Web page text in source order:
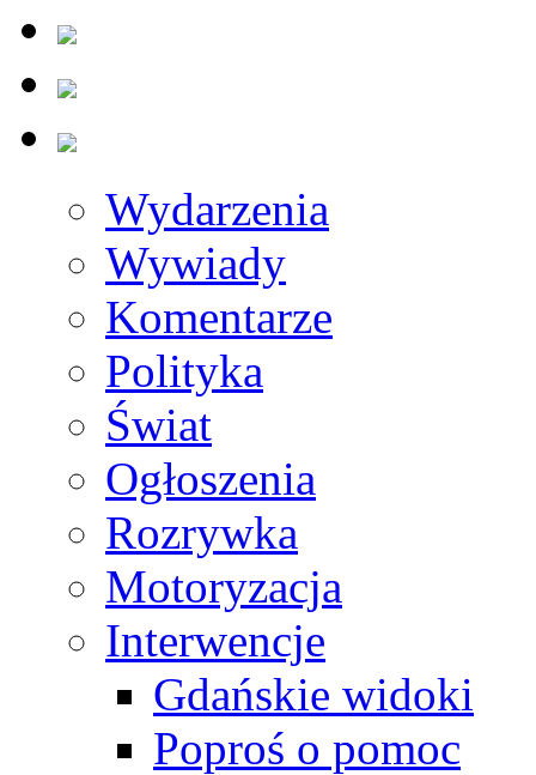
Wydarzenia
Wywiady
Komentarze
Polityka
Świat
Ogłoszenia
Rozrywka
Motoryzacja
Interwencje
Gdańskie widoki
Poproś o pomoc